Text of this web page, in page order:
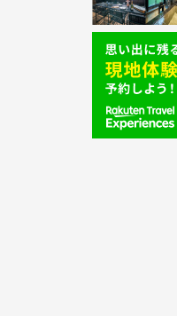
P
r
e
s
s
t
t
e
.
P
r
e